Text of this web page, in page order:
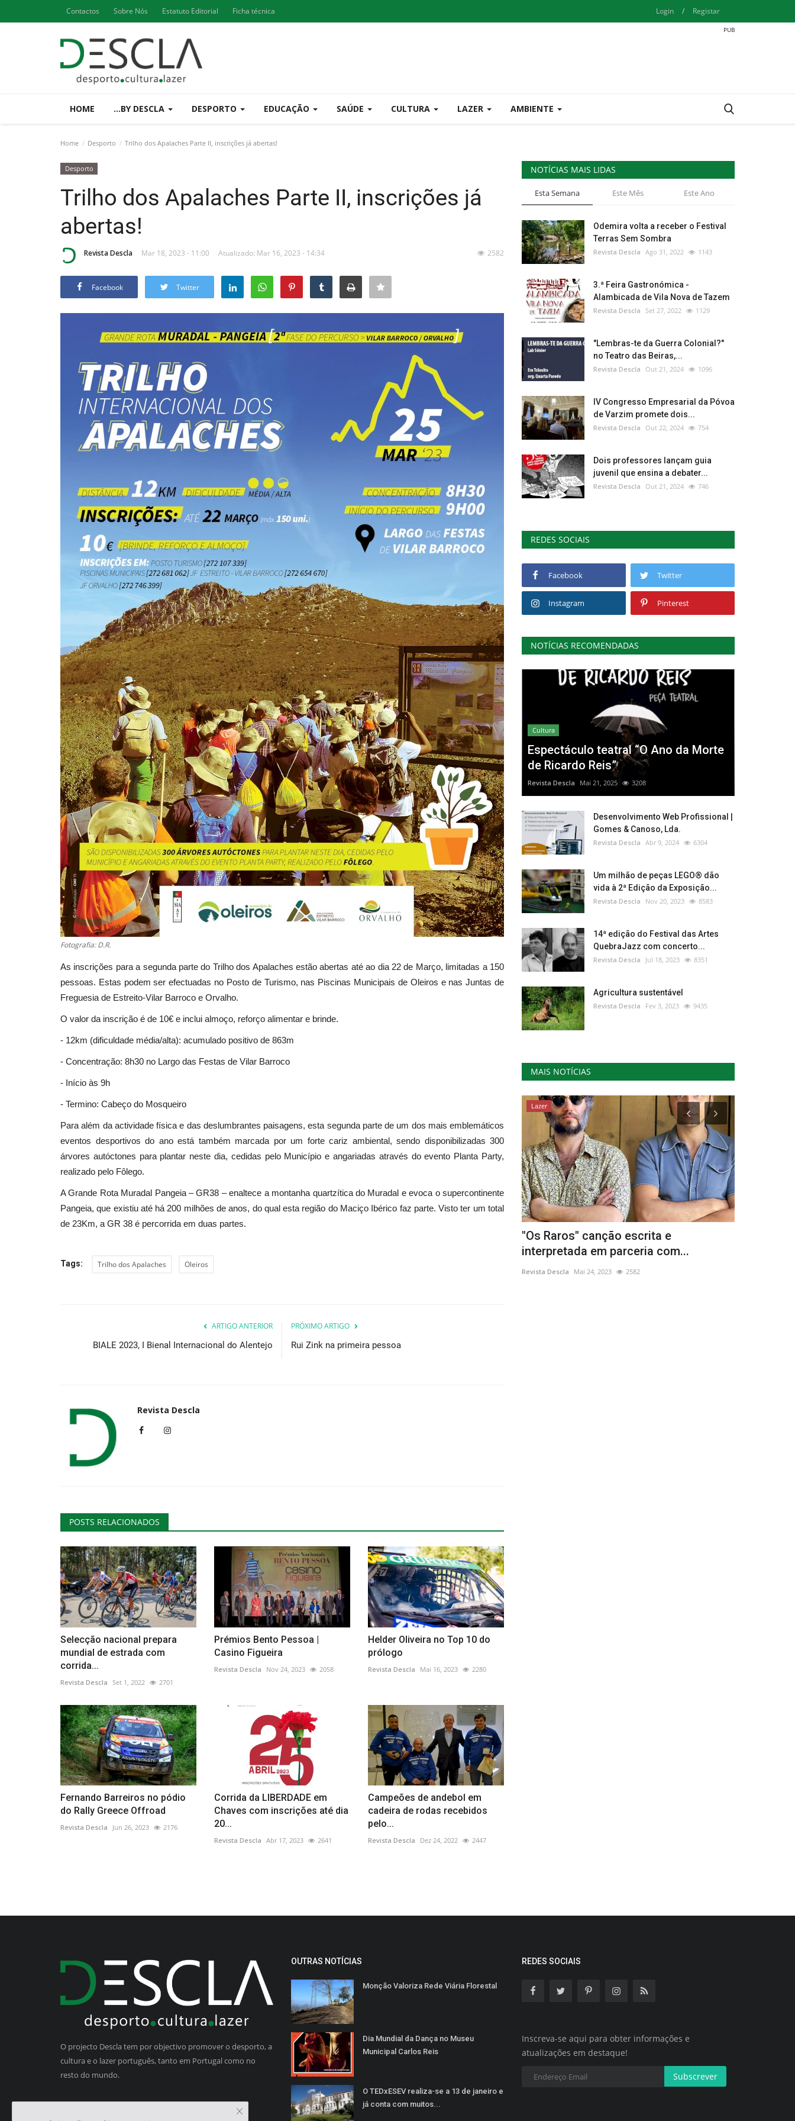
Contactos Sobre Nós Estatuto Editorial Ficha técnica Login / Registar
HOME ...BY DESCLA DESPORTO EDUCAÇÃO SAÚDE CULTURA LAZER AMBIENTE
Home Desporto Trilho dos Apalaches Parte II, inscrições já abertas!
Desporto
Trilho dos Apalaches Parte II, inscrições já
abertas!
Revista Descla Mar 18, 2023 - 11:00 Atualizado: Mar 16, 2023 - 14:34 2582
Facebook Twitter
Fotografia: D.R.
As inscrições para a segunda parte do Trilho dos Apalaches estão abertas até ao dia 22 de Março, limitadas a 150
pessoas. Estas podem ser efectuadas no Posto de Turismo, nas Piscinas Municipais de Oleiros e nas Juntas de
Freguesia de Estreito-Vilar Barroco e Orvalho.
O valor da inscrição é de 10€ e inclui almoço, reforço alimentar e brinde.
- 12km (dificuldade média/alta): acumulado positivo de 863m
- Concentração: 8h30 no Largo das Festas de Vilar Barroco
- Início às 9h
- Termino: Cabeço do Mosqueiro
Para além da actividade física e das deslumbrantes paisagens, esta segunda parte de um dos mais emblemáticos
eventos desportivos do ano está também marcada por um forte cariz ambiental, sendo disponibilizadas 300
árvores autóctones para plantar neste dia, cedidas pelo Município e angariadas através do evento Planta Party,
realizado pelo Fôlego.
A Grande Rota Muradal Pangeia – GR38 – enaltece a montanha quartzítica do Muradal e evoca o supercontinente
Pangeia, que existiu até há 200 milhões de anos, do qual esta região do Maciço Ibérico faz parte. Visto ter um total
de 23Km, a GR 38 é percorrida em duas partes.
Tags: Trilho dos Apalaches Oleiros
ARTIGO ANTERIOR
BIALE 2023, I Bienal Internacional do Alentejo
PRÓXIMO ARTIGO
Rui Zink na primeira pessoa
Revista Descla
POSTS RELACIONADOS
Selecção nacional prepara
mundial de estrada com
corrida...
Revista Descla Set 1, 2022 2701
Prémios Bento Pessoa |
Casino Figueira
Revista Descla Nov 24, 2023 2058
Helder Oliveira no Top 10 do
prólogo
Revista Descla Mai 16, 2023 2280
Fernando Barreiros no pódio
do Rally Greece Offroad
Revista Descla Jun 26, 2023 2176
Corrida da LIBERDADE em
Chaves com inscrições até dia
20...
Revista Descla Abr 17, 2023 2641
Campeões de andebol em
cadeira de rodas recebidos
pelo...
Revista Descla Dez 24, 2022 2447
NOTÍCIAS MAIS LIDAS
Esta Semana Este Mês Este Ano
Odemira volta a receber o Festival
Terras Sem Sombra
Revista Descla Ago 31, 2022 1143
3.ª Feira Gastronómica -
Alambicada de Vila Nova de Tazem
Revista Descla Set 27, 2022 1129
"Lembras-te da Guerra Colonial?"
no Teatro das Beiras,...
Revista Descla Out 21, 2024 1096
IV Congresso Empresarial da Póvoa
de Varzim promete dois...
Revista Descla Out 22, 2024 754
Dois professores lançam guia
juvenil que ensina a debater...
Revista Descla Out 21, 2024 746
REDES SOCIAIS
Facebook Twitter
Instagram Pinterest
NOTÍCIAS RECOMENDADAS
Cultura
Espectáculo teatral “O Ano da Morte
de Ricardo Reis”
Revista Descla Mai 21, 2025 3208
Desenvolvimento Web Profissional |
Gomes & Canoso, Lda.
Revista Descla Abr 9, 2024 6304
Um milhão de peças LEGO® dão
vida à 2ª Edição da Exposição...
Revista Descla Nov 20, 2023 8583
14ª edição do Festival das Artes
QuebraJazz com concerto...
Revista Descla Jul 18, 2023 8351
Agricultura sustentável
Revista Descla Fev 3, 2023 9435
MAIS NOTÍCIAS
Cultura
Revista Descla
Lazer
"Os Raros" canção escrita e
interpretada em parceria com...
Revista Descla Mai 24, 2023 2582
O projecto Descla tem por objectivo promover o desporto, a
cultura e o lazer português, tanto em Portugal como no
resto do mundo.
OUTRAS NOTÍCIAS
Monção Valoriza Rede Viária Florestal
Dia Mundial da Dança no Museu
Municipal Carlos Reis
O TEDxESEV realiza-se a 13 de janeiro e
já conta com muitos...
REDES SOCIAIS
Inscreva-se aqui para obter informações e
atualizações em destaque!
Subscrever